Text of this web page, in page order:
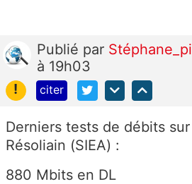
Publié par
à 19h03
!
citer
Derniers tests de débits
Résoliain (SIEA) :
880 Mbits en DL